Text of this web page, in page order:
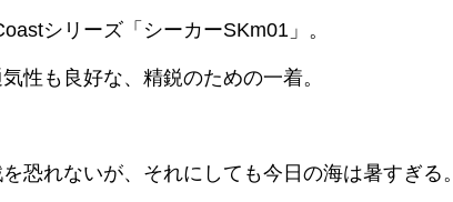
シリーズ「シーカーSKm01」。
性も良好な、精鋭のための一着。
恐れないが、それにしても今日の海は暑すぎる。